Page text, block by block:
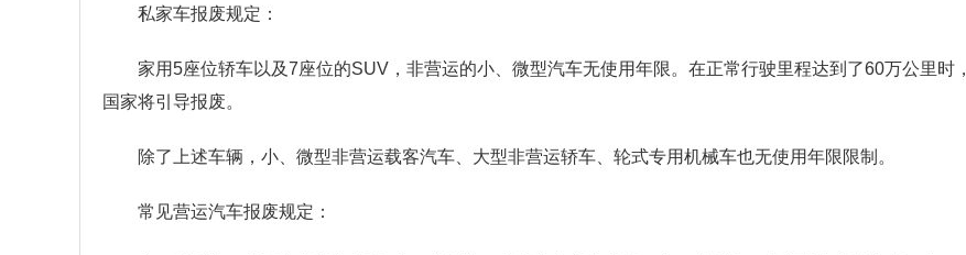
私家车报废规定：
家用5座位轿车以及7座位的SUV，非营运的小、微型汽车无使用年限。在正常行驶里程达到了60万公里时，
国家将引导报废。
除了上述车辆，小、微型非营运载客汽车、大型非营运轿车、轮式专用机械车也无使用年限限制。
常见营运汽车报废规定：